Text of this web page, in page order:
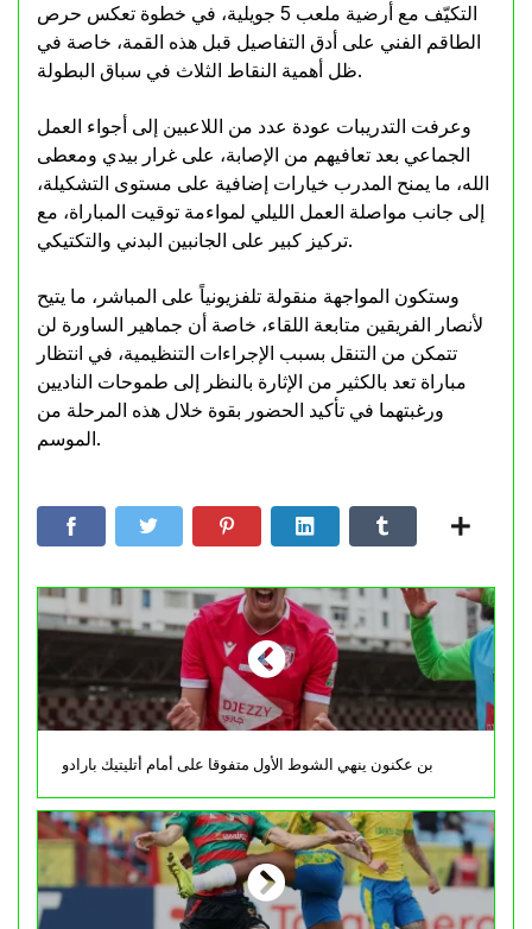
التكيّف مع أرضية ملعب 5 جويلية، في خطوة تعكس حرص
الطاقم الفني على أدق التفاصيل قبل هذه القمة، خاصة في
ظل أهمية النقاط الثلاث في سباق البطولة.
وعرفت التدريبات عودة عدد من اللاعبين إلى أجواء العمل
الجماعي بعد تعافيهم من الإصابة، على غرار بيدي ومعطى
الله، ما يمنح المدرب خيارات إضافية على مستوى التشكيلة،
إلى جانب مواصلة العمل الليلي لمواءمة توقيت المباراة، مع
تركيز كبير على الجانبين البدني والتكتيكي.
وستكون المواجهة منقولة تلفزيونياً على المباشر، ما يتيح
لأنصار الفريقين متابعة اللقاء، خاصة أن جماهير الساورة لن
تتمكن من التنقل بسبب الإجراءات التنظيمية، في انتظار
مباراة تعد بالكثير من الإثارة بالنظر إلى طموحات الناديين
ورغبتهما في تأكيد الحضور بقوة خلال هذه المرحلة من
الموسم.
بن عكنون ينهي الشوط الأول متفوقا على أمام أتليتيك بارادو